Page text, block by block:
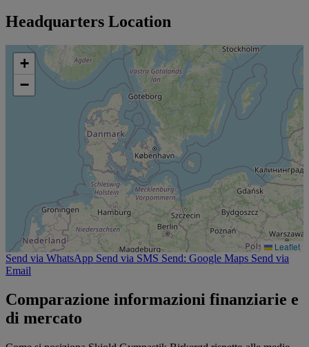
Headquarters Location
+
−
Leaflet
Send via WhatsApp Send via SMS Send: Google Maps Send via
Email
Comparazione informazioni finanziarie e
di mercato